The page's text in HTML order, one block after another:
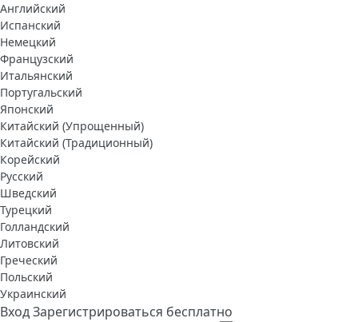
Английский
Испанский
Немецкий
Французский
Итальянский
Португальский
Японский
Китайский (Упрощенный)
Китайский (Традиционный)
Корейский
Русский
Шведский
Турецкий
Голландский
Литовский
Греческий
Польский
Украинский
ВходЗарегистрироваться бесплатно